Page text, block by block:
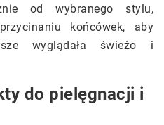
od wybranego stylu,
końcówek, aby
wyglądała świeżo i
do pielęgnacji i